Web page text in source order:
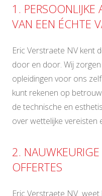
1. PERSOONLIJKE
VAN EEN ÉCHTE
Eric Verstraete NV kent
door en door. Wij
opleidingen voor ons
kunt rekenen op
de technische en
over wettelijke vereisten
2.
OFFERTES
Eric Verstraete NV